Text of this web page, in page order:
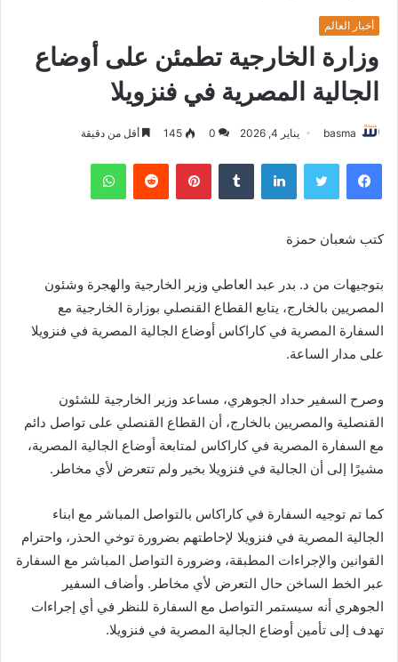
أخبار العالم
وزارة الخارجية تطمئن على أوضاع
الجالية المصرية في فنزويلا
basma يناير 4, 2026 0
145 أقل من دقيقة
فيسبوك تويتر لينكدإن بينتيريست واتساب
كتب شعبان حمزة
بتوجيهات من د. بدر عبد العاطي وزير الخارجية والهجرة وشئون
المصريين بالخارج، يتابع القطاع القنصلي بوزارة الخارجية مع
السفارة المصرية في كاراكاس أوضاع الجالية المصرية في فنزويلا
على مدار الساعة.
وصرح السفير حداد الجوهري، مساعد وزير الخارجية للشئون
القنصلية والمصريين بالخارج، أن القطاع القنصلي على تواصل دائم
مع السفارة المصرية في كاراكاس لمتابعة أوضاع الجالية المصرية،
مشيرًا إلى أن الجالية في فنزويلا بخير ولم تتعرض لأي مخاطر.
كما تم توجيه السفارة في كاراكاس بالتواصل المباشر مع ابناء
الجالية المصرية في فنزويلا لإحاطتهم بضرورة توخي الحذر، واحترام
القوانين والإجراءات المطبقة، وضرورة التواصل المباشر مع السفارة
عبر الخط الساخن حال التعرض لأي مخاطر. وأضاف السفير
الجوهري أنه سيستمر التواصل مع السفارة للنظر في أي إجراءات
تهدف إلى تأمين أوضاع الجالية المصرية في فنزويلا.